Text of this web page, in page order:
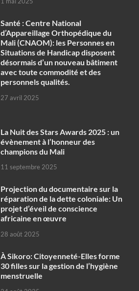
Santé : Centre National
d’Appareillage Orthopédique du
Mali (CNAOM): les Personnes en
Situations de Handicap disposent
désormais d’un nouveau bâtiment
avec toute commodité et des
personnels qualités.
27 avril 2025
‎La Nuit des Stars Awards 2025 : un
évènement à l’honneur des
champions du Mali
11 septembre 2025
Projection du documentaire sur la
réparation de la dette coloniale: Un
projet d’éveil de conscience
africaine en œuvre‎
28 août 2025
À Sikoro: Citoyenneté-Elles forme
30 filles sur la gestion de l’hygiène
menstruelle